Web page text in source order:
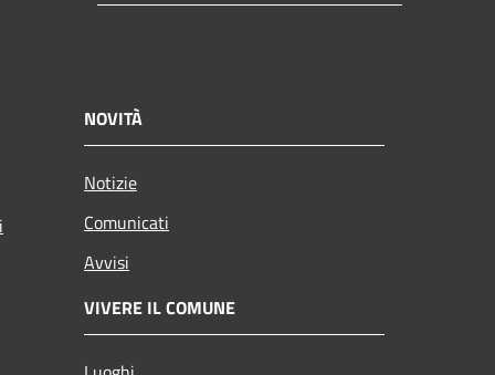
NOVITÀ
Notizie
Comunicati
Avvisi
VIVERE IL COMUNE